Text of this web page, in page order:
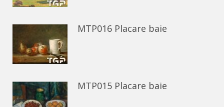
MTP016 Placare baie
MTP015 Placare baie